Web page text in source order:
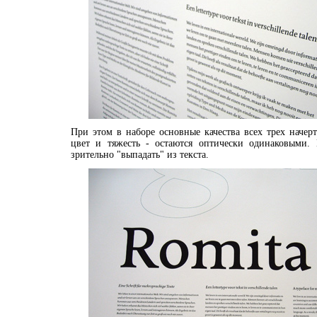
При этом в наборе основные качества всех трех
цвет и тяжесть - остаются оптически
зрительно "выпадать" из текста.